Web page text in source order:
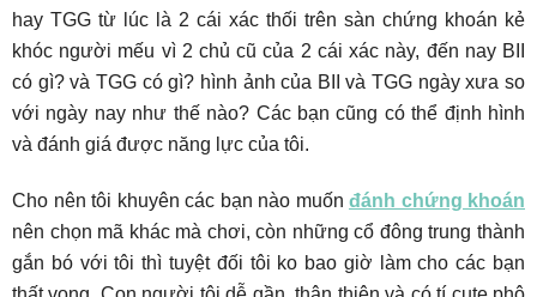
hay TGG từ lúc là 2 cái xác thối trên sàn chứng khoán kẻ
khóc người mếu vì 2 chủ cũ của 2 cái xác này, đến nay BII
có gì? và TGG có gì? hình ảnh của BII và TGG ngày xưa so
với ngày nay như thế nào? Các bạn cũng có thể định hình
và đánh giá được năng lực của tôi.
Cho nên tôi khuyên các bạn nào muốn đánh chứng khoán
nên chọn mã khác mà chơi, còn những cổ đông trung thành
gắn bó với tôi thì tuyệt đối tôi ko bao giờ làm cho các bạn